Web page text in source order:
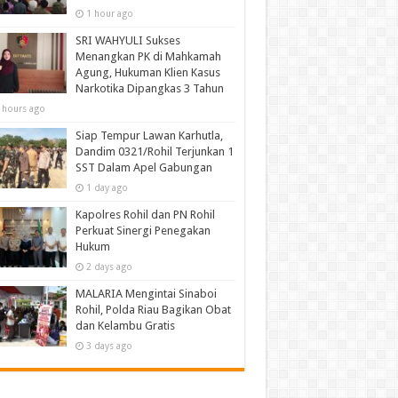
1 hour ago
SRI WAHYULI Sukses
Menangkan PK di Mahkamah
Agung, Hukuman Klien Kasus
Narkotika Dipangkas 3 Tahun
ago
Siap Tempur Lawan Karhutla,
Dandim 0321/Rohil Terjunkan 1
SST Dalam Apel Gabungan
1 day ago
Kapolres Rohil dan PN Rohil
Perkuat Sinergi Penegakan
Hukum
2 days ago
MALARIA Mengintai Sinaboi
Rohil, Polda Riau Bagikan Obat
dan Kelambu Gratis
3 days ago